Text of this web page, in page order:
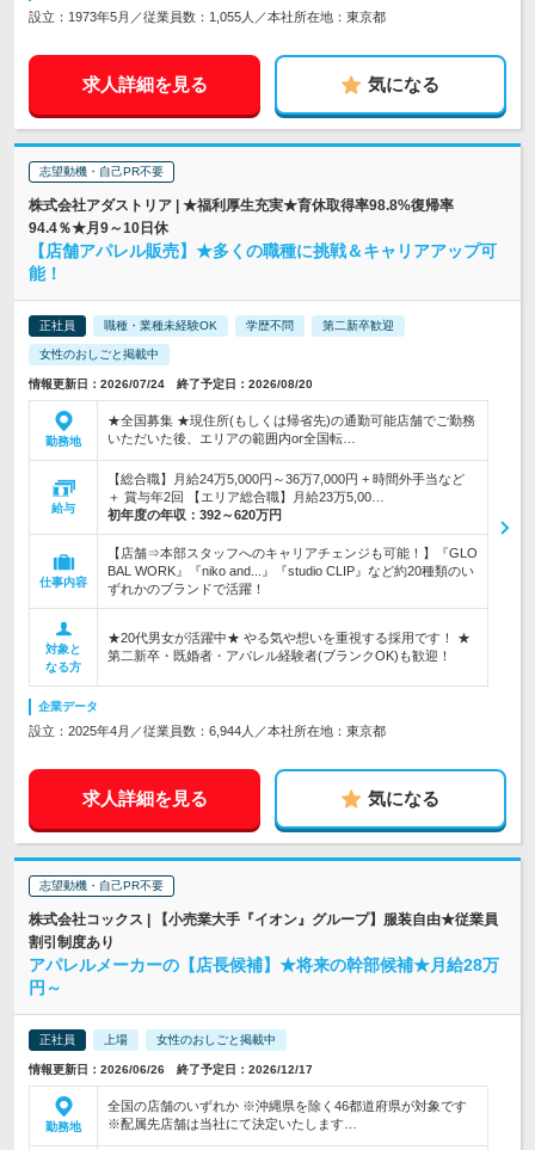
設立：1973年5月／従業員数：1,055人／本社所在地：東京都
求人詳細を見る 気になる
志望動機・自己PR不要
株式会社アダストリア | ★福利厚生充実★育休取得率98.8%復帰率
94.4％★月9～10日休
【店舗アパレル販売】★多くの職種に挑戦＆キャリアアップ可
能！
正社員 職種・業種未経験OK 学歴不問 第二新卒歓迎
女性のおしごと掲載中
情報更新日：2026/07/24 終了予定日：2026/08/20
勤務地
★全国募集 ★現住所(もしくは帰省先)の通勤可能店舗でご勤務
いただいた後、エリアの範囲内or全国転…
給与
【総合職】月給24万5,000円～36万7,000円 + 時間外手当など
＋ 賞与年2回 【エリア総合職】月給23万5,00…
初年度の年収： 392～620万円
仕事内容
【店舗⇒本部スタッフへのキャリアチェンジも可能！】『GLO
BAL WORK』『niko and...』『studio CLIP』など約20種類のい
ずれかのブランドで活躍！
対象と
なる方
★20代男女が活躍中★ やる気や想いを重視する採用です！ ★
第二新卒・既婚者・アパレル経験者(ブランクOK)も歓迎！
企業データ
設立：2025年4月／従業員数：6,944人／本社所在地：東京都
求人詳細を見る 気になる
志望動機・自己PR不要
株式会社コックス | 【小売業大手『イオン』グループ】服装自由★従業員
割引制度あり
アパレルメーカーの【店長候補】★将来の幹部候補★月給28万
円～
正社員 上場 女性のおしごと掲載中
情報更新日：2026/06/26 終了予定日：2026/12/17
勤務地
全国の店舗のいずれか ※沖縄県を除く46都道府県が対象です
※配属先店舗は当社にて決定いたします…